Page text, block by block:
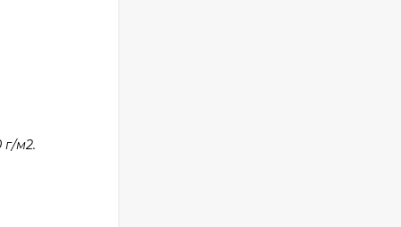
г/м2.